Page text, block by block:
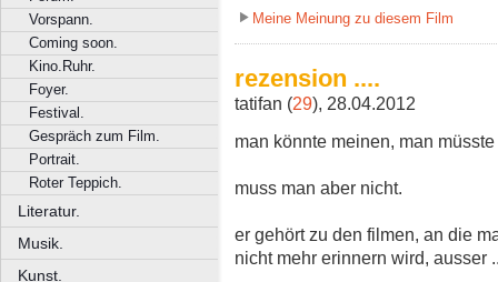
Vorspann.
Coming soon.
Kino.Ruhr.
Foyer.
Festival.
Gespräch zum Film.
Portrait.
Roter Teppich.
Literatur.
Musik.
Kunst.
Meine Meinung zu diesem Film
rezension ....
tatifan (29), 28.04.2012
man könnte meinen, man
muss man aber nicht.
er gehört zu den filmen, an die
nicht mehr erinnern wird, ausser